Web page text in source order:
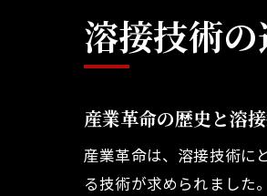
溶接技術
産業革命の歴史と溶
産業革命は、溶接技術に
る技術が求められました